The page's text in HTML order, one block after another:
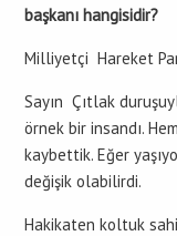
başkanı hangisidir?
Milliyetçi Hareket
Sayın Çıtlak
örnek bir insandı.
kaybettik. Eğer
değişik olabilirdi.
Hakikaten koltuk